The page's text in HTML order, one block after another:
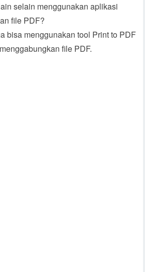
selain menggunakan aplikasi
file PDF?
bisa menggunakan tool Print to PDF
file PDF.